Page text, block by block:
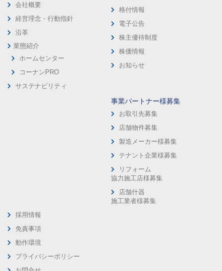
会社概要
経営理念・行動指針
沿革
業態紹介
ホームセンター
コーナンPRO
サステナビリティ
格付情報
電子公告
株主優待制度
株価情報
お知らせ
事業パートナー様募集
お取引先募集
店舗物件募集
製造メーカー様募集
テナント企業様募集
リフォーム
協力施工店様募集
店舗什器
施工業者様募集
採用情報
免責事項
動作環境
プライバシーポリシー